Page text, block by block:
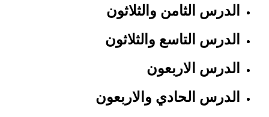
الدرس الثامن والثلاثون
الدرس التاسع والثلاثون
الدرس الاربعون
الدرس الحادي والاربعون